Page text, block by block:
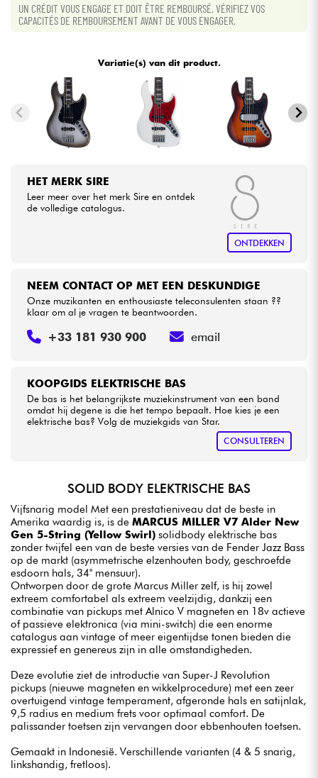
UN CRÉDIT VOUS ENGAGE ET DOIT ÊTRE REMBOURSÉ. VÉRIFIEZ VOS
CAPACITÉS DE REMBOURSEMENT AVANT DE VOUS ENGAGER.
Variatie(s) van dit product.
HET MERK SIRE
Leer meer over het merk Sire en ontdek
de volledige catalogus.
ONTDEKKEN
KOOPGIDS ELEKTRISCHE BAS
De bas is het belangrijkste muziekinstrument van een band
omdat hij degene is die het tempo bepaalt. Hoe kies je een
elektrische bas? Volg de muziekgids van Star.
CONSULTEREN
NEEM CONTACT OP MET EEN DESKUNDIGE
Onze muzikanten en enthousiaste teleconsulenten staan ??
klaar om al je vragen te beantwoorden.
+33 181 930 900 email
SOLID BODY ELEKTRISCHE BAS
Vijfsnarig model Met een prestatieniveau dat de beste in
Amerika waardig is, is de MARCUS MILLER V7 Alder New
Gen 5-String (Yellow Swirl) solidbody elektrische bas
zonder twijfel een van de beste versies van de Fender Jazz Bass
op de markt (asymmetrische elzenhouten body, geschroefde
esdoorn hals, 34" mensuur).
Ontworpen door de grote Marcus Miller zelf, is hij zowel
extreem comfortabel als extreem veelzijdig, dankzij een
combinatie van pickups met Alnico V magneten en 18v actieve
of passieve elektronica (via mini-switch) die een enorme
catalogus aan vintage of meer eigentijdse tonen bieden die
expressief en genereus zijn in alle omstandigheden.
Deze evolutie ziet de introductie van Super-J Revolution
pickups (nieuwe magneten en wikkelprocedure) met een zeer
overtuigend vintage temperament, afgeronde hals en satijnlak,
9,5 radius en medium frets voor optimaal comfort. De
palissander toetsen zijn vervangen door ebbenhouten toetsen.
Gemaakt in Indonesië. Verschillende varianten (4 & 5 snarig,
linkshandig, fretloos).